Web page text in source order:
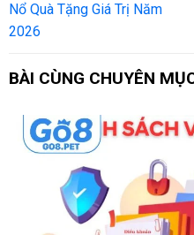
Nổ Quà Tặng Giá Trị Năm
2026
BÀI CÙNG CHUYÊN